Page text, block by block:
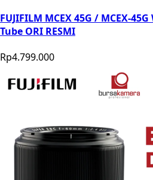
FUJIFILM MCEX 45G / MCEX-
Tube ORI RESMI
Rp4.799.000